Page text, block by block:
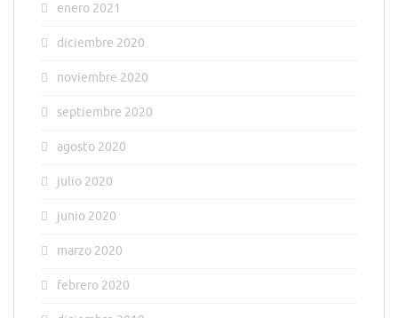
enero 2021
diciembre 2020
noviembre 2020
septiembre 2020
agosto 2020
julio 2020
junio 2020
marzo 2020
febrero 2020